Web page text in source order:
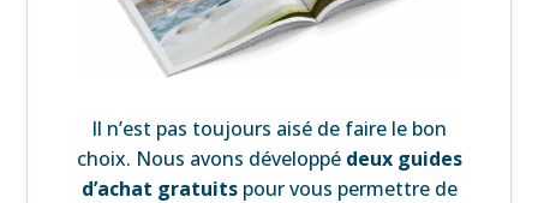
Il n’est pas toujours aisé de faire le bon
choix. Nous avons développé deux guides
d’achat gratuitspour vous permettre de